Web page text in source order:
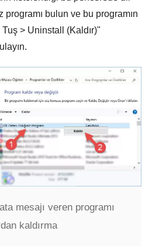
programı bulun ve bu programın
Tuş > Uninstall (Kaldır)"
mesajı veren programı
kaldırma